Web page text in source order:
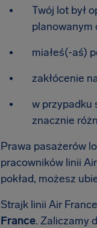
Twój lot był
planowanym
miałeś(-aś)
zakłócenie
w przypadku
znacznie
Prawa pasażerów
pracowników linii
pokład, możesz
Strajk linii Air
France. Zaliczamy